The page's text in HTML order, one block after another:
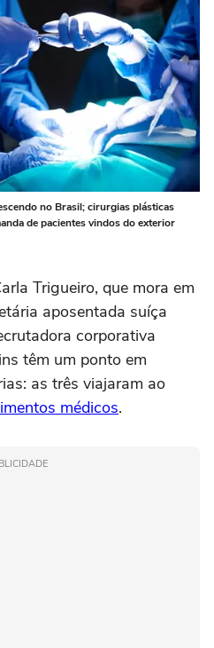
no Brasil; cirurgias plásticas
de pacientes vindos do exterior
Trigueiro, que mora em
aposentada suíça
corporativa
têm um ponto em
as três viajaram ao
médicos.